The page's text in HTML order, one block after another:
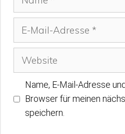
Website
Name, E-Mail-Adresse
Browser für meinen
speichern.